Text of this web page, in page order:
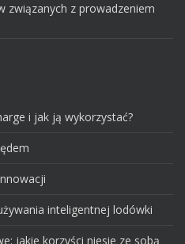
związanych z prowadzeniem
i jak ją wykorzystać?
inteligentnej lodówki
jakie korzyści niesie ze sobą